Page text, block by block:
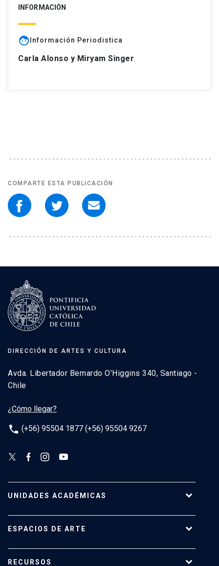
INFORMACIÓN
face Información Periodistica
Carla Alonso y Miryam Singer
COMPARTE ESTA PUBLICACIÓN
DIRECCIÓN DE ARTES Y CULTURA
Avda. Libertador Bernardo O’Higgins 340, Santiago -
Chile
¿Cómo llegar?
phone (+56) 95504 1877 (+56) 95504 9267
UNIDADES ACADÉMICAS
Escuela de Arte
Escuela de Diseño
ESPACIOS DE ARTE
RECURSOS